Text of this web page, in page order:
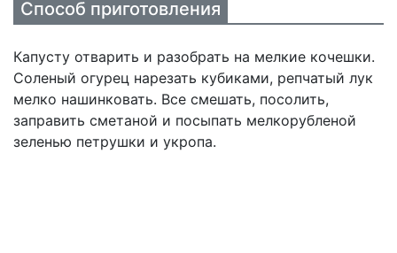
Способ приготовления
Капусту отварить и разобрать на мелкие кочешки.
Соленый огурец нарезать кубиками, репчатый лук
мелко нашинковать. Все смешать, посолить,
заправить сметаной и посыпать мелкорубленой
зеленью петрушки и укропа.